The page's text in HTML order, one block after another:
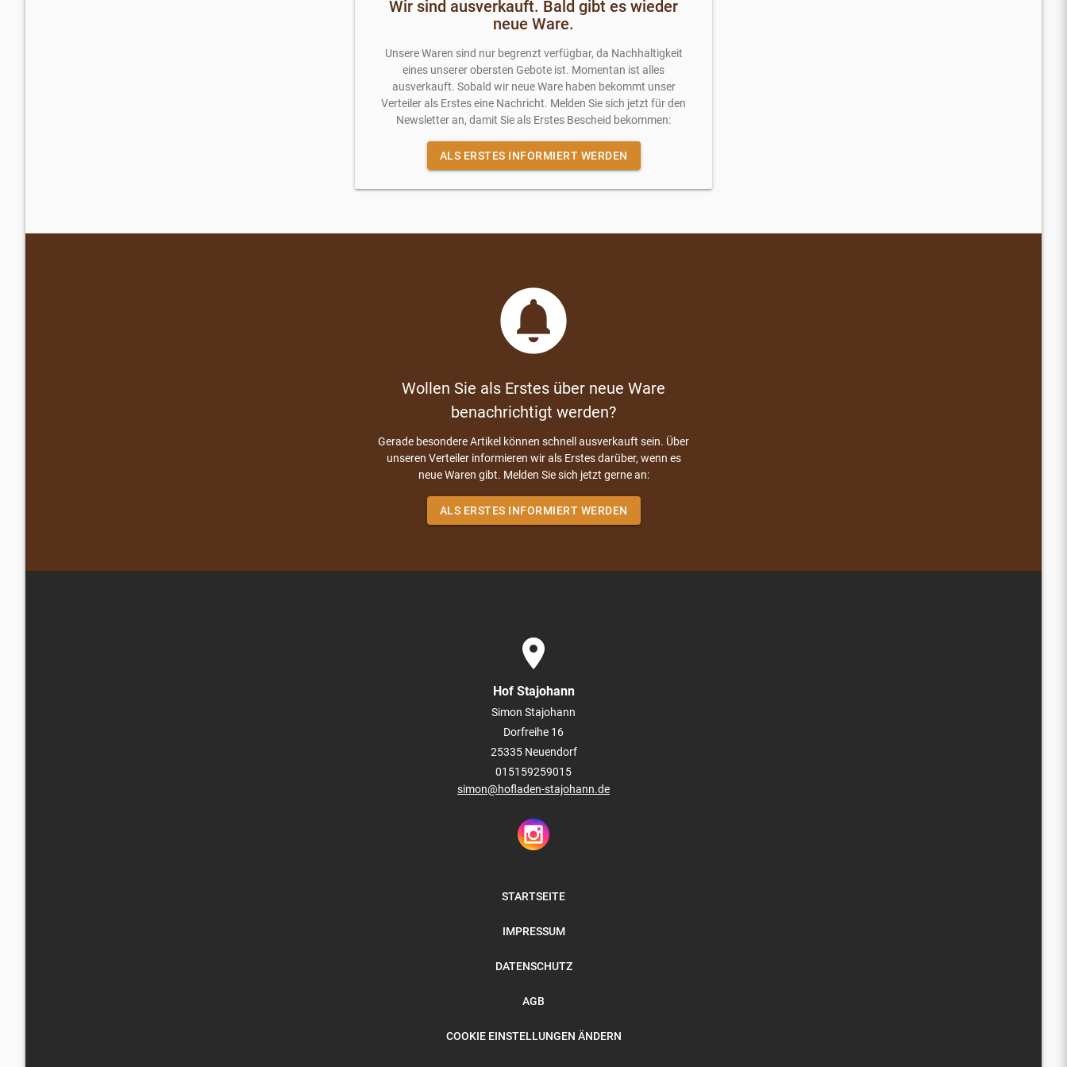
Wir sind ausverkauft. Bald gibt es wieder
neue Ware.
Unsere Waren sind nur begrenzt verfügbar, da Nachhaltigkeit
eines unserer obersten Gebote ist. Momentan ist alles
ausverkauft. Sobald wir neue Ware haben bekommt unser
Verteiler als Erstes eine Nachricht. Melden Sie sich jetzt für den
Newsletter an, damit Sie als Erstes Bescheid bekommen:
ALS ERSTES INFORMIERT WERDEN
circle_notifications
Wollen Sie als Erstes über neue Ware
benachrichtigt werden?
Gerade besondere Artikel können schnell ausverkauft sein. Über
unseren Verteiler informieren wir als Erstes darüber, wenn es
neue Waren gibt. Melden Sie sich jetzt gerne an:
ALS ERSTES INFORMIERT WERDEN
place
Hof Stajohann
Simon Stajohann
Dorfreihe 16
25335 Neuendorf
015159259015
simon@hofladen-stajohann.de
STARTSEITE
IMPRESSUM
DATENSCHUTZ
AGB
COOKIE EINSTELLUNGEN ÄNDERN